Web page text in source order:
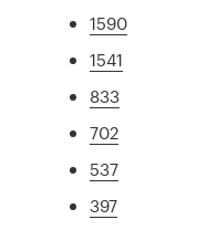
1590
1541
833
702
537
397